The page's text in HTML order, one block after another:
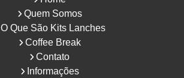
Quem Somos
O Que São Kits Lanches
Coffee Break
Contato
Informações